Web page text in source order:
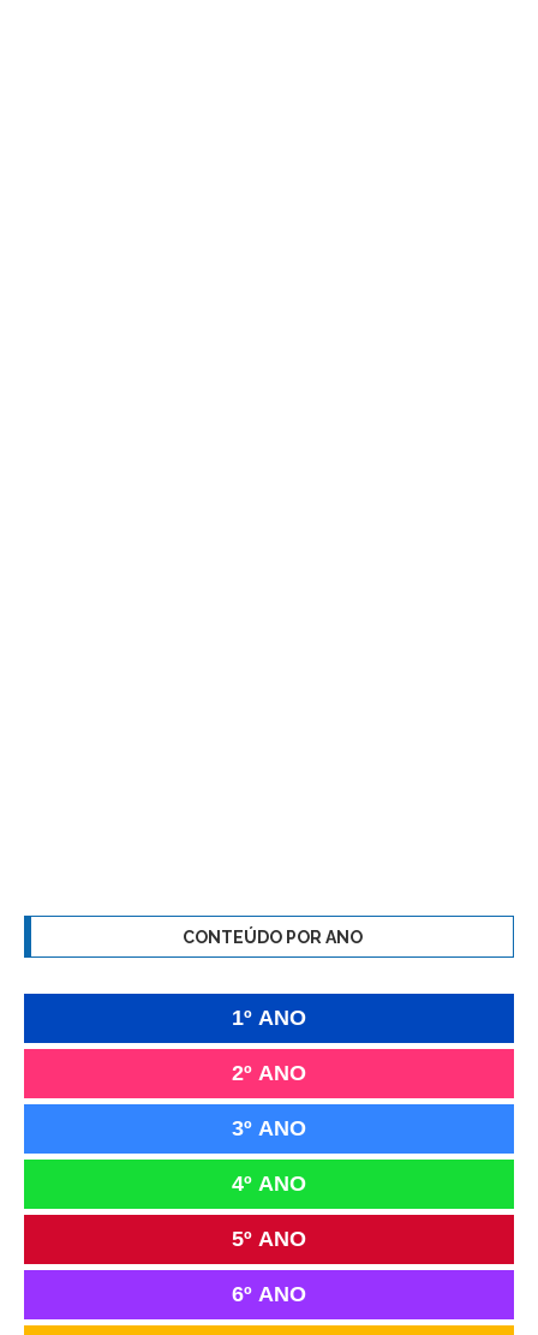
CONTEÚDO POR ANO
1º ANO
2º ANO
3º ANO
4º ANO
5º ANO
6º ANO